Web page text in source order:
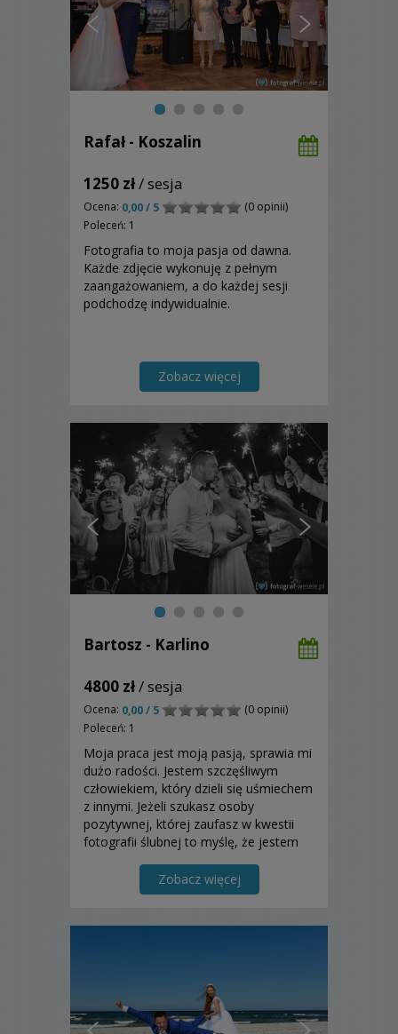
Rafał - Koszalin
1250 zł/ sesja
Ocena: 0,00 / 5
(0 opinii)
Poleceń: 1
Fotografia to moja pasja od dawna.
Każde zdjęcie wykonuję z pełnym
zaangażowaniem, a do każdej sesji
podchodzę indywidualnie.
Zobacz więcej
Bartosz - Karlino
4800 zł/ sesja
Ocena: 0,00 / 5
(0 opinii)
Poleceń: 1
Moja praca jest moją pasją, sprawia mi
dużo radości. Jestem szczęśliwym
człowiekiem, który dzieli się uśmiechem
z innymi. Jeżeli szukasz osoby
pozytywnej, której zaufasz w kwestii
fotografii ślubnej to myślę, że jestem
stanowisko Twojego fotografa.
Zobacz więcej